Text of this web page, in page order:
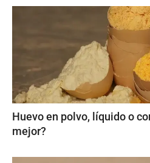
Huevo en polvo, líquido o
mejor?